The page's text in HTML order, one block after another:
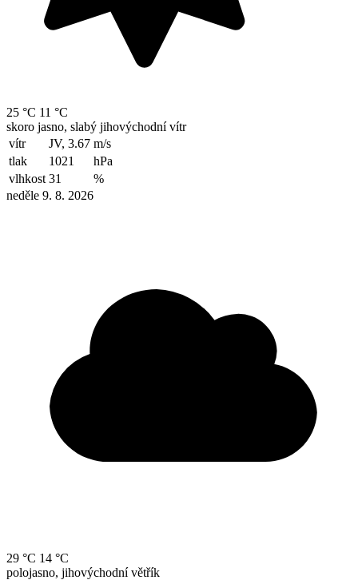
25 °C 11 °C
skoro jasno, slabý jihovýchodní vítr
vítr
JV, 3.67 m/s
tlak
1021
hPa
vlhkost 31
%
neděle 9. 8. 2026
29 °C 14 °C
polojasno, jihovýchodní větřík